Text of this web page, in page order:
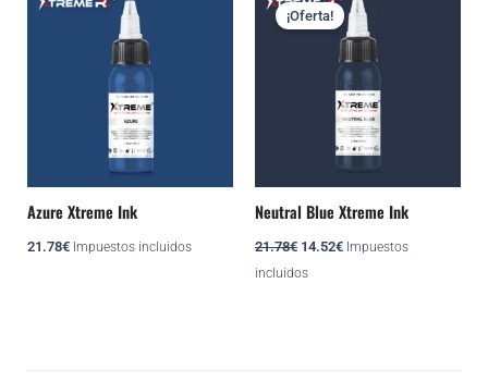
Azure Xtreme Ink
21.78€ Impuestos incluidos
¡Oferta!
Neutral Blue Xtreme Ink
21.78€
precio
original
21.78€.
14.52€
precio
actual
es:
14.52€.
Impuestos
incluidos